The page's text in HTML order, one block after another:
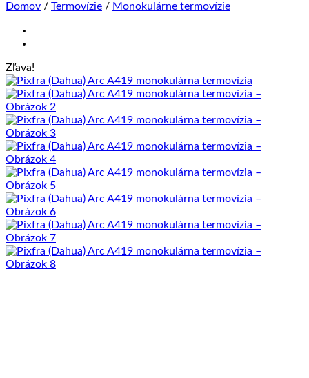
Domov / Termovízie / Monokulárne termovízie
Zľava!